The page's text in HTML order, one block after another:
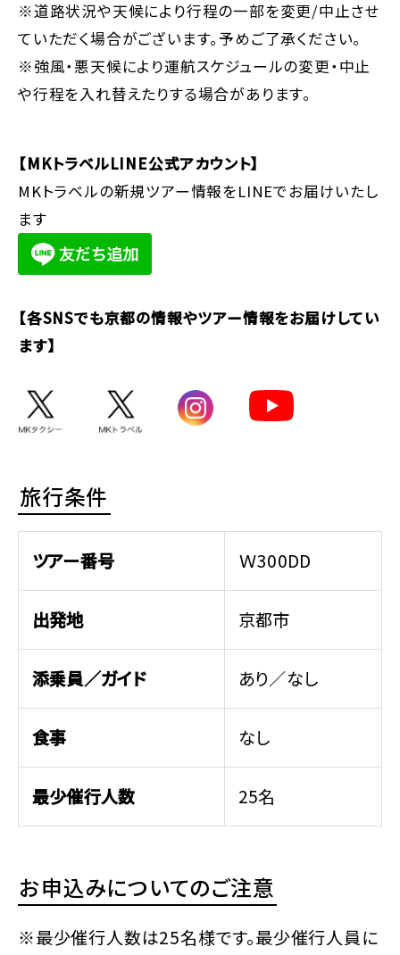
※道路状況や天候により行程の一部を変更/中止させ
ていただく場合がございます。予めご了承ください。
※強風・悪天候により運航スケジュールの変更・中止
や行程を入れ替えたりする場合があります。
【MKトラベルLINE公式アカウント】
MKトラベルの新規ツアー情報をLINEでお届けいたし
ます
【各SNSでも京都の情報やツアー情報をお届けしてい
ます】
旅行条件
ツアー番号 Ｗ300DD
出発地 京都市
添乗員／ガイド あり／なし
食事 なし
最少催行人数 25名
お申込みについてのご注意
※最少催行人数は25名様です。最少催行人員に